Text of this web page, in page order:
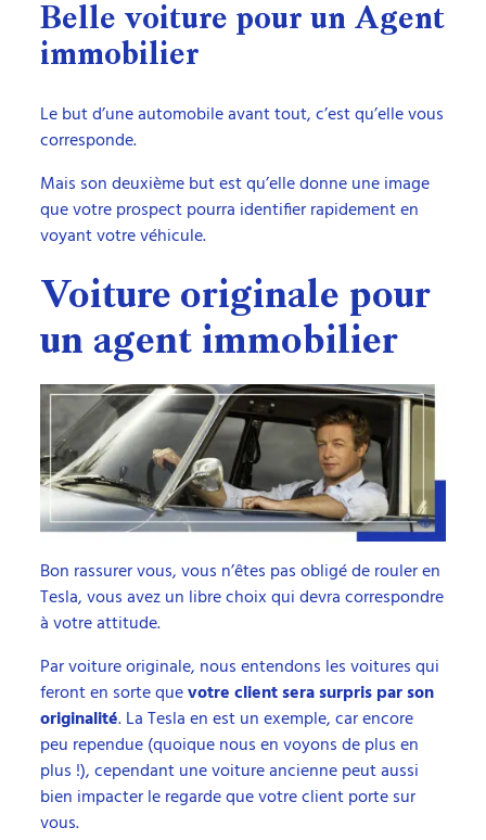
Belle voiture pour un Agent
immobilier
Le but d’une automobile avant tout, c’est qu’elle vous
corresponde.
Mais son deuxième but est qu’elle donne une image
que votre prospect pourra identifier rapidement en
voyant votre véhicule.
Voiture originale pour
un agent immobilier
Bon rassurer vous, vous n’êtes pas obligé de rouler en
Tesla, vous avez un libre choix qui devra correspondre
à votre attitude.
Par voiture originale, nous entendons les voitures qui
feront en sorte quevotre client sera surpris par son
originalité. La Tesla en est un exemple, car encore
peu rependue (quoique nous en voyons de plus en
plus !), cependant une voiture ancienne peut aussi
bien impacter le regarde que votre client porte sur
vous.